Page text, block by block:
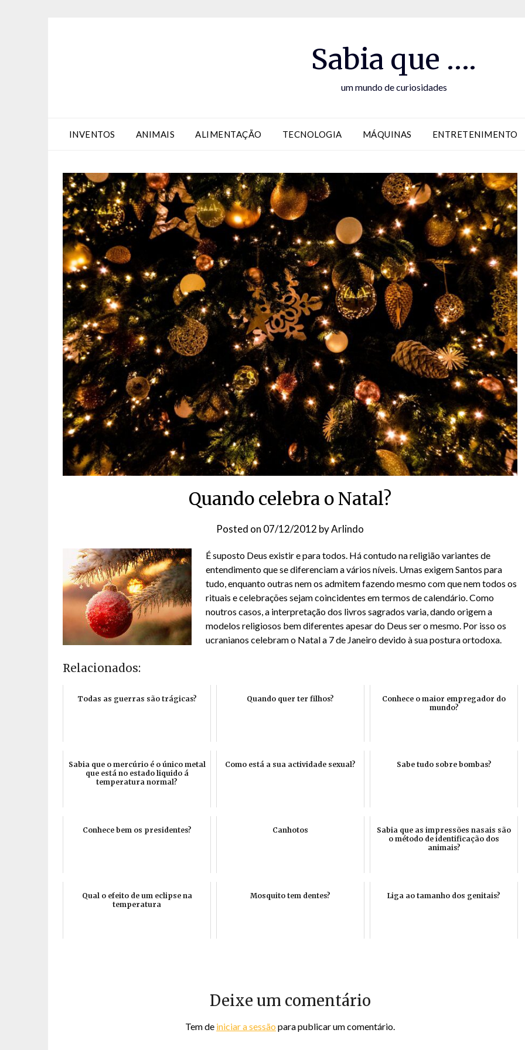
Sabia que ….
um mundo de curiosidades
INVENTOS ANIMAIS ALIMENTAÇÃO TECNOLOGIA MÁQUINAS ENTRETENIMENTO
Quando celebra o Natal?
Posted on 07/12/2012 byArlindo
É suposto Deus existir e para todos. Há contudo na religião variantes de
entendimento que se diferenciam a vários níveis. Umas exigem Santos para
tudo, enquanto outras nem os admitem fazendo mesmo com que nem todos os
rituais e celebrações sejam coincidentes em termos de calendário. Como
noutros casos, a interpretação dos livros sagrados varia, dando origem a
modelos religiosos bem diferentes apesar do Deus ser o mesmo. Por isso os
ucranianos celebram o Natal a 7 de Janeiro devido à sua postura ortodoxa.
Relacionados:
Todas as guerras são trágicas? Quando quer ter filhos?
Conhece o maior empregador do
mundo?
Sabia que o mercúrio é o único metal
que está no estado liquido á
temperatura normal?
Como está a sua actividade sexual? Sabe tudo sobre bombas?
Conhece bem os presidentes? Canhotos
Sabia que as impressões nasais são
o método de identificação dos
animais?
Qual o efeito de um eclipse na
temperatura
Mosquito tem dentes? Liga ao tamanho dos genitais?
Deixe um comentário
Tem de iniciar a sessão para publicar um comentário.